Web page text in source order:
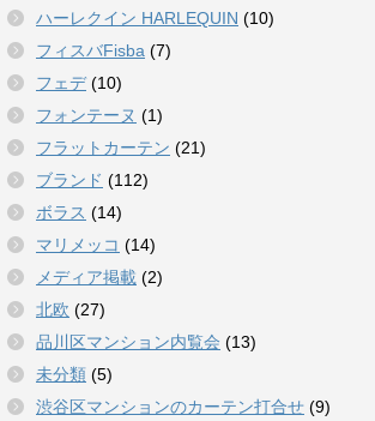
ハーレクイン HARLEQUIN (10)
フィスバFisba (7)
フェデ(10)
フォンテーヌ (1)
フラットカーテン (21)
ブランド (112)
ボラス (14)
マリメッコ (14)
メディア掲載 (2)
北欧 (27)
品川区マンション内覧会 (13)
未分類 (5)
渋谷区マンションのカーテン打合せ (9)